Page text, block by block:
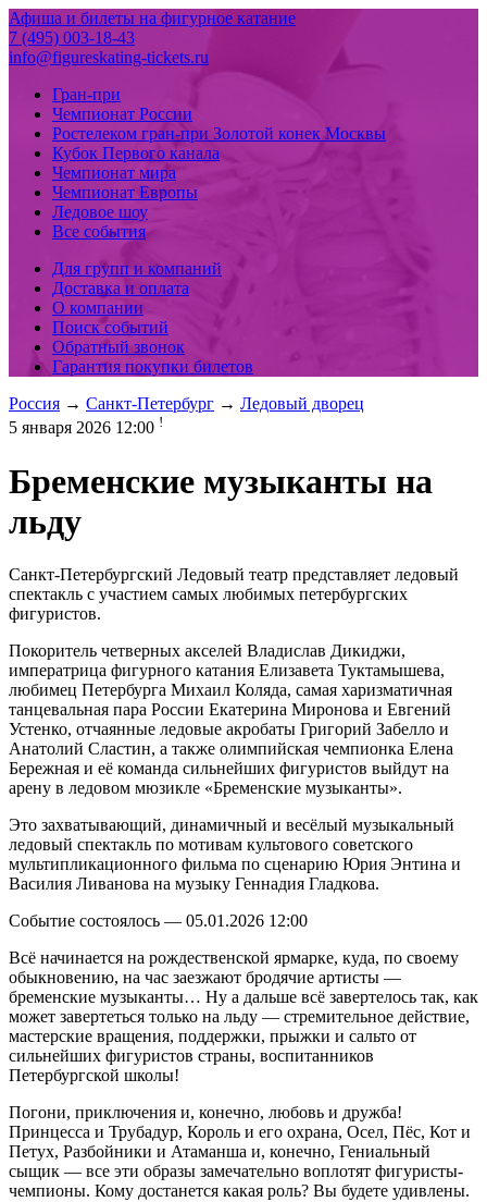
Афиша и билеты на фигурное катание
7 (495) 003-18-43
info@figureskating-tickets.ru
Гран-при
Чемпионат России
Ростелеком гран-при Золотой конек Москвы
Кубок Первого канала
Чемпионат мира
Чемпионат Европы
Ледовое шоу
Все события
Для групп и компаний
Доставка и оплата
О компании
Поиск событий
Обратный звонок
Гарантия покупки билетов
Россия → Санкт-Петербург → Ледовый дворец
5 января 2026 12:00 !
Бременские музыканты на
льду
Санкт-Петербургский Ледовый театр представляет ледовый
спектакль с участием самых любимых петербургских
фигуристов.
Покоритель четверных акселей Владислав Дикиджи,
императрица фигурного катания Елизавета Туктамышева,
любимец Петербурга Михаил Коляда, самая харизматичная
танцевальная пара России Екатерина Миронова и Евгений
Устенко, отчаянные ледовые акробаты Григорий Забелло и
Анатолий Сластин, а также олимпийская чемпионка Елена
Бережная и её команда сильнейших фигуристов выйдут на
арену в ледовом мюзикле «Бременские музыканты».
Это захватывающий, динамичный и весёлый музыкальный
ледовый спектакль по мотивам культового советского
мультипликационного фильма по сценарию Юрия Энтина и
Василия Ливанова на музыку Геннадия Гладкова.
Событие состоялось — 05.01.2026 12:00
Всё начинается на рождественской ярмарке, куда, по своему
обыкновению, на час заезжают бродячие артисты —
бременские музыканты… Ну а дальше всё завертелось так, как
может завертеться только на льду — стремительное действие,
мастерские вращения, поддержки, прыжки и сальто от
сильнейших фигуристов страны, воспитанников
Петербургской школы!
Погони, приключения и, конечно, любовь и дружба!
Принцесса и Трубадур, Король и его охрана, Осел, Пёс, Кот и
Петух, Разбойники и Атаманша и, конечно, Гениальный
сыщик — все эти образы замечательно воплотят фигуристы-
чемпионы. Кому достанется какая роль? Вы будете удивлены.